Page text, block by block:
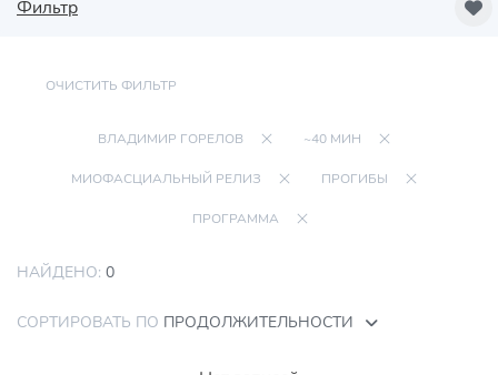
Фильтр
ОЧИСТИТЬ ФИЛЬТР
ВЛАДИМИР ГОРЕЛОВ ~40 МИН
МИОФАСЦИАЛЬНЫЙ РЕЛИЗ ПРОГИБЫ
ПРОГРАММА
НАЙДЕНО: 0
СОРТИРОВАТЬ ПО ПРОДОЛЖИТЕЛЬНОСТИ